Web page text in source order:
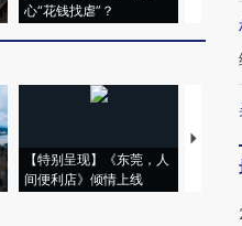
心“花钱找虐”？
【特别呈现】《东莞，人
间便利店》倾情上线
【推广
会，让